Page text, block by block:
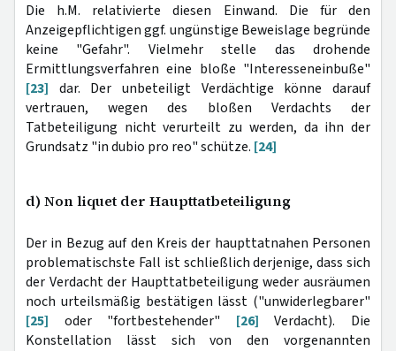
Die h.M. relativierte diesen Einwand. Die für den
Anzeigepflichtigen ggf. ungünstige Beweislage begründe
keine "Gefahr". Vielmehr stelle das drohende
Ermittlungsverfahren eine bloße "Interesseneinbuße"
[23] dar. Der unbeteiligt Verdächtige könne darauf
vertrauen, wegen des bloßen Verdachts der
Tatbeteiligung nicht verurteilt zu werden, da ihn der
Grundsatz "in dubio pro reo" schütze. [24]
d) Non liquet der Haupttatbeteiligung
Der in Bezug auf den Kreis der haupttatnahen Personen
problematischste Fall ist schließlich derjenige, dass sich
der Verdacht der Haupttatbeteiligung weder ausräumen
noch urteilsmäßig bestätigen lässt ("unwiderlegbarer"
[25] oder "fortbestehender" [26] Verdacht). Die
Konstellation lässt sich von den vorgenannten